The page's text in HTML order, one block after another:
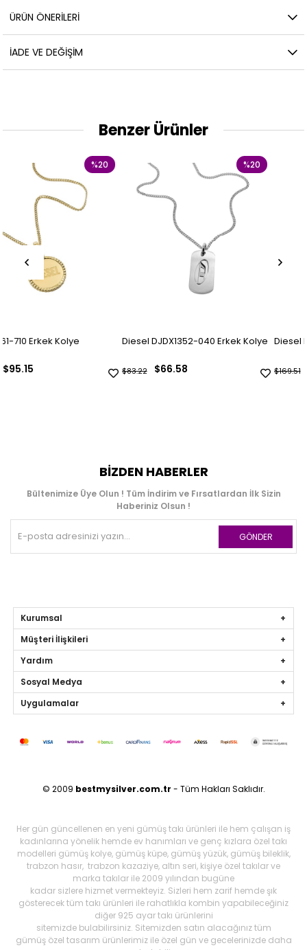
ÜRÜN ÖNERILERI
İADE VE DEĞIŞIM
Benzer Ürünler
Diesel DJDX1352-040 Erkek Kolye
$83.22
%20
Diesel DJDX1487-060 Erkek
$169.51
BIZDEN HABERLER
Bültenimize Üye Olun ! Tüm İndirim ve Fırsatlardan İlk Sizin
Haberiniz Olsun !
GÖNDER
Kurumsal
Müşteri İlişkileri
Yardım
Sosyal Medya
Uygulamalar
© 2009 bestmysilver.com.tr - Tüm Hakları Saklıdır.
Her gün güncellenen en yeni gümüş takı ürünleri ile hem çalışan iş
kadınlarına yönelik hemde ev hanımları ve genç kızlara özel takı
modelleri gümüş kolye, gümüş küpe, gümüş yüzük, gümüş bileklik,
trabzon hasır, trabzon kazaziye, altın seri, kişiye özel takılar ve
marka takılar ile 2009 yılından bugüne
kadar sizlere hizmet vermekteyiz. Sizleri hem zarif hemde şık
gösterecek tüm takı ürünleri ile rahatlıkla kombin yapabileceğiniz
diğer 925 ayar takı ürünlerini
sitemizde bulabilirsiniz. Sitemizden satın alacağınız tüm
gümüş özel tasarım ürünlerimiz ile özel gün ve gecelerinizde daha